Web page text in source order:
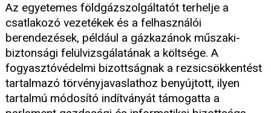
Az egyetemes földgázszolgáltatót terhelje a
csatlakozó vezetékek és a felhasználói
berendezések, például a gázkazánok műszaki-
biztonsági felülvizsgálatának a költsége. A
fogyasztóvédelmi bizottságnak a rezsicsökkentést
tartalmazó törvényjavaslathoz benyújtott, ilyen
tartalmú módosító indítványát támogatta a